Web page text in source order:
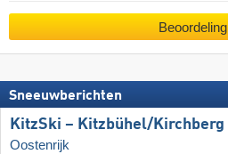
Beoordeling
Sneeuwberichten
KitzSki – Kitzbühel/​Kirchberg
Oostenrijk